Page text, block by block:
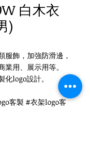
白木衣
)
服飾，加強防滑邊，
業用、展示用等。
化logo設計。
客製 #衣架logo客